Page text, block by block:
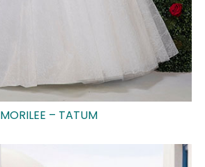
MORILEE – TATUM